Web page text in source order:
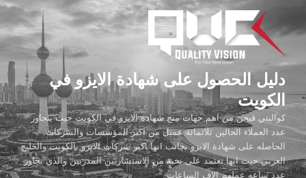
المحتوى
دليل الحصول على شهادة الايزو في
الكويت
كواليتي فيجن من اهم جهات منح شهادة الايزو في الكويت حيث يتجاوز
عدد العملاء الحالين ثلاثمائة عميل من اكبر المؤسسات والشركات
الحاصله على شهادة الايزو بجانب انها اكبر شركات الايزو بالكويت والخليج
العربي حيث انها تعتمد على نخبة من الاستشاريين المدربين والذي تجاوز
عدد ساعه عملهم الاف الساعات